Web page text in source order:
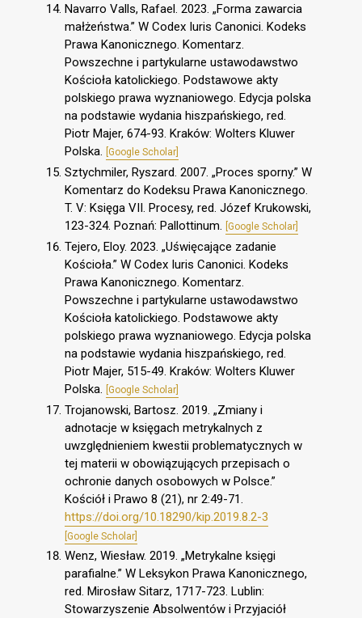
Navarro Valls, Rafael. 2023. „Forma zawarcia
małżeństwa.” W Codex Iuris Canonici. Kodeks
Prawa Kanonicznego. Komentarz.
Powszechne i partykularne ustawodawstwo
Kościoła katolickiego. Podstawowe akty
polskiego prawa wyznaniowego. Edycja polska
na podstawie wydania hiszpańskiego, red.
Piotr Majer, 674-93. Kraków: Wolters Kluwer
Polska. [Google Scholar]
Sztychmiler, Ryszard. 2007. „Proces sporny.” W
Komentarz do Kodeksu Prawa Kanonicznego.
T. V: Księga VII. Procesy, red. Józef Krukowski,
123-324. Poznań: Pallottinum. [Google Scholar]
Tejero, Eloy. 2023. „Uświęcające zadanie
Kościoła.” W Codex Iuris Canonici. Kodeks
Prawa Kanonicznego. Komentarz.
Powszechne i partykularne ustawodawstwo
Kościoła katolickiego. Podstawowe akty
polskiego prawa wyznaniowego. Edycja polska
na podstawie wydania hiszpańskiego, red.
Piotr Majer, 515-49. Kraków: Wolters Kluwer
Polska. [Google Scholar]
Trojanowski, Bartosz. 2019. „Zmiany i
adnotacje w księgach metrykalnych z
uwzględnieniem kwestii problematycznych w
tej materii w obowiązujących przepisach o
ochronie danych osobowych w Polsce.”
Kościół i Prawo 8 (21), nr 2:49-71.
https://doi.org/10.18290/kip.2019.8.2-3
[Google Scholar]
Wenz, Wiesław. 2019. „Metrykalne księgi
parafialne.” W Leksykon Prawa Kanonicznego,
red. Mirosław Sitarz, 1717-723. Lublin:
Stowarzyszenie Absolwentów i Przyjaciół